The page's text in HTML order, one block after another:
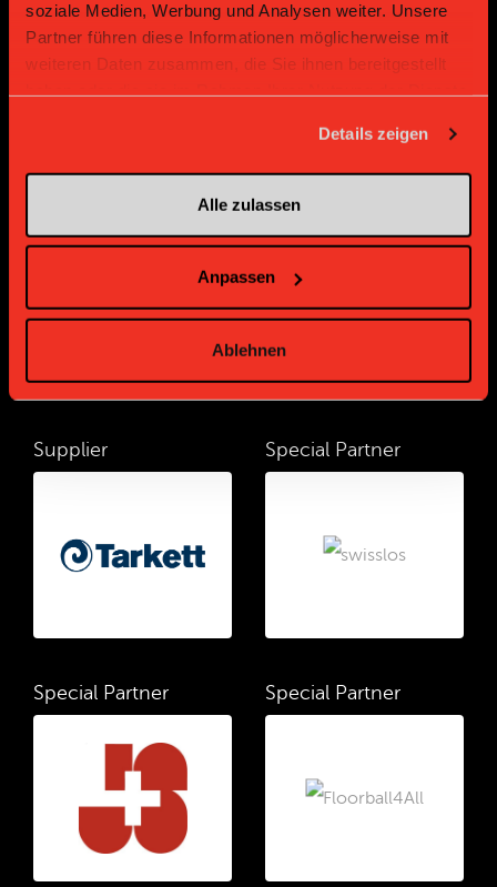
soziale Medien, Werbung und Analysen weiter. Unsere
Partner führen diese Informationen möglicherweise mit
weiteren Daten zusammen, die Sie ihnen bereitgestellt
Details zeigen
Alle zulassen
Anpassen
Ablehnen
Supplier
Supplier Special Partner
Special Partner Special Partner